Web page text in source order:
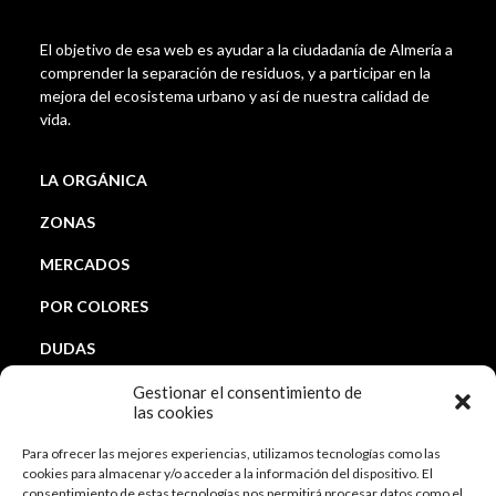
Gestionar el consentimiento de
las cookies
Para ofrecer las mejores experiencias, utilizamos tecnologías como las
cookies para almacenar y/o acceder a la información del dispositivo. El
El objetivo de esa web es ayudar a la ciudadanía de Almería a
comprender la separación de residuos, y a participar en la
mejora del ecosistema urbano y así de nuestra calidad de
vida.
LA ORGÁNICA
ZONAS
MERCADOS
POR COLORES
DUDAS
sostenibilidadambiental@aytoalmeria.es
ENLACES DE INTERÉS